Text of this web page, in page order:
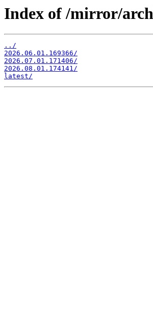
Index of /mirror/
../
2026.06.01.169366/
2026.07.01.171406/
2026.08.01.174141/
latest/